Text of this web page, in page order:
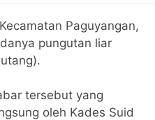
Paguyangan,
pungutan liar
tersebut yang
oleh Kades Suid